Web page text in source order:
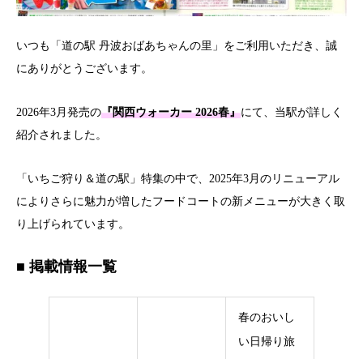
いつも「道の駅 丹波おばあちゃんの里」をご利用いただき、誠
にありがとうございます。
2026年3月発売の『関西ウォーカー 2026春』にて、当駅が詳しく
紹介されました。
「いちご狩り＆道の駅」特集の中で、2025年3月のリニューアル
によりさらに魅力が増したフードコートの新メニューが大きく取
り上げられています。
■ 掲載情報一覧
春のおいし
い日帰り旅